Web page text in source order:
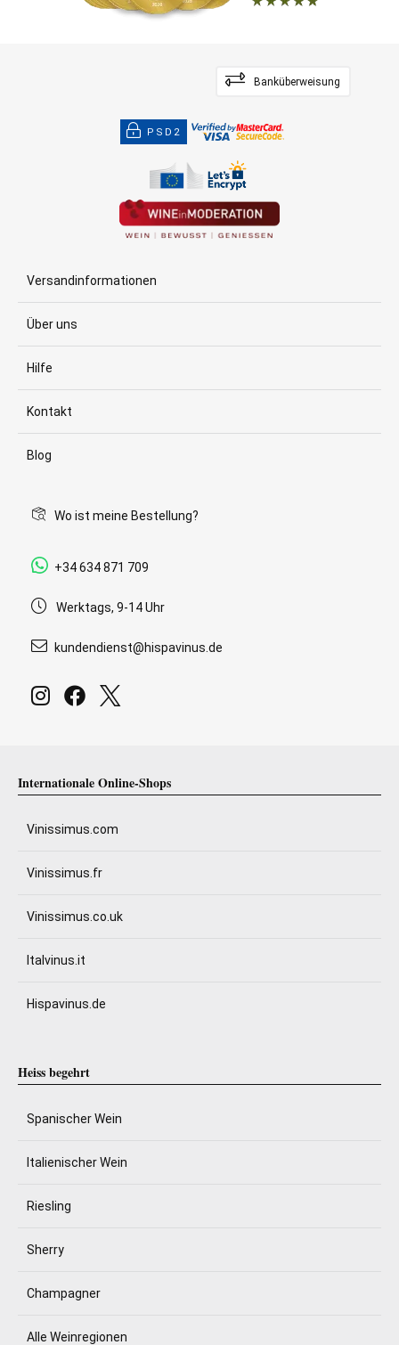
Banküberweisung
PSD2
Versandinformationen
Über uns
Hilfe
Kontakt
Blog
Wo ist meine Bestellung?
+34 634 871 709
Werktags, 9-14 Uhr
kundendienst@hispavinus.de
Internationale Online-Shops
Vinissimus.com
Vinissimus.fr
Vinissimus.co.uk
Italvinus.it
Hispavinus.de
Heiss begehrt
Spanischer Wein
Italienischer Wein
Riesling
Sherry
Champagner
Alle Weinregionen